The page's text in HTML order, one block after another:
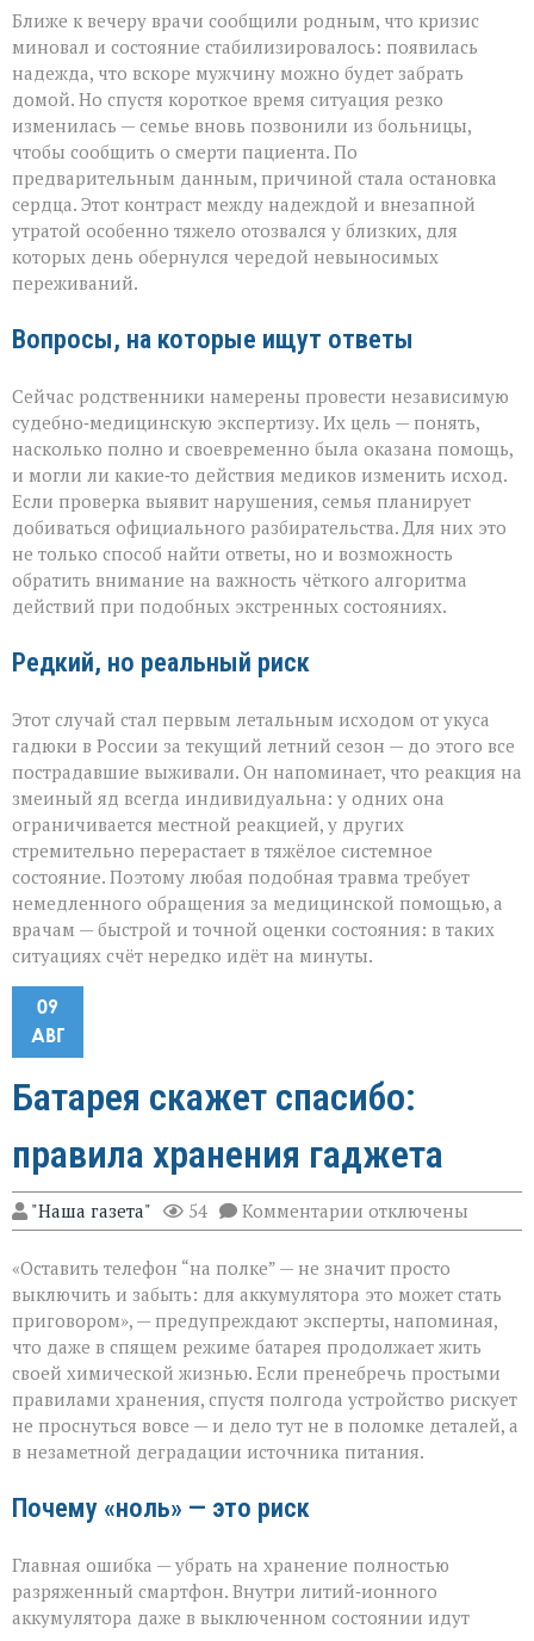
Ближе к вечеру врачи сообщили родным, что кризис
миновал и состояние стабилизировалось: появилась
надежда, что вскоре мужчину можно будет забрать
домой. Но спустя короткое время ситуация резко
изменилась — семье вновь позвонили из больницы,
чтобы сообщить о смерти пациента. По
предварительным данным, причиной стала остановка
сердца. Этот контраст между надеждой и внезапной
утратой особенно тяжело отозвался у близких, для
которых день обернулся чередой невыносимых
переживаний.
Вопросы, на которые ищут ответы
Сейчас родственники намерены провести независимую
судебно‑медицинскую экспертизу. Их цель — понять,
насколько полно и своевременно была оказана помощь,
и могли ли какие‑то действия медиков изменить исход.
Если проверка выявит нарушения, семья планирует
добиваться официального разбирательства. Для них это
не только способ найти ответы, но и возможность
обратить внимание на важность чёткого алгоритма
действий при подобных экстренных состояниях.
Редкий, но реальный риск
Этот случай стал первым летальным исходом от укуса
гадюки в России за текущий летний сезон — до этого все
пострадавшие выживали. Он напоминает, что реакция на
змеиный яд всегда индивидуальна: у одних она
ограничивается местной реакцией, у других
стремительно перерастает в тяжёлое системное
состояние. Поэтому любая подобная травма требует
немедленного обращения за медицинской помощью, а
врачам — быстрой и точной оценки состояния: в таких
ситуациях счёт нередко идёт на минуты.
09
АВГ
Батарея скажет спасибо:
правила хранения гаджета
"Наша газета" 54 Комментарии к
записи
скажет
спасибо:
хранения
гаджета
отключены
«Оставить телефон “на полке” — не значит просто
выключить и забыть: для аккумулятора это может стать
приговором», — предупреждают эксперты, напоминая,
что даже в спящем режиме батарея продолжает жить
своей химической жизнью. Если пренебречь простыми
правилами хранения, спустя полгода устройство рискует
не проснуться вовсе — и дело тут не в поломке деталей, а
в незаметной деградации источника питания.
Почему «ноль» — это риск
Главная ошибка — убрать на хранение полностью
разряженный смартфон. Внутри литий‑ионного
аккумулятора даже в выключенном состоянии идут